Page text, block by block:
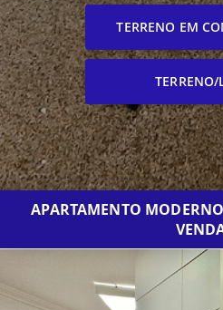
TERRENO EM
TERRENO/
APARTAMENTO